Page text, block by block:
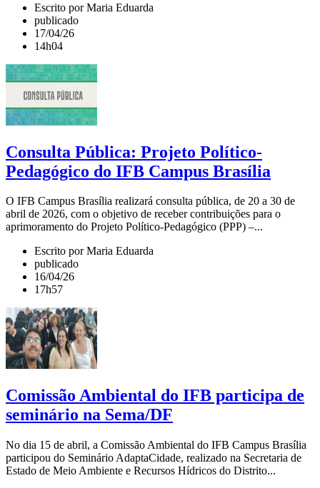
Escrito por Maria Eduarda
publicado
17/04/26
14h04
Consulta Pública: Projeto Político-
Pedagógico do IFB Campus Brasília
O IFB Campus Brasília realizará consulta pública, de 20 a 30 de
abril de 2026, com o objetivo de receber contribuições para o
aprimoramento do Projeto Político-Pedagógico (PPP) –...
Escrito por Maria Eduarda
publicado
16/04/26
17h57
Comissão Ambiental do IFB participa de
seminário na Sema/DF
No dia 15 de abril, a Comissão Ambiental do IFB Campus Brasília
participou do Seminário AdaptaCidade, realizado na Secretaria de
Estado de Meio Ambiente e Recursos Hídricos do Distrito...